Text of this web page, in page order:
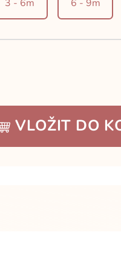
3 - 6m 6 - 9m
VLOŽIT DO